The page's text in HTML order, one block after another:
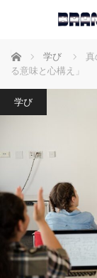
ホーム 学び
真
る意味と心構え」
学び